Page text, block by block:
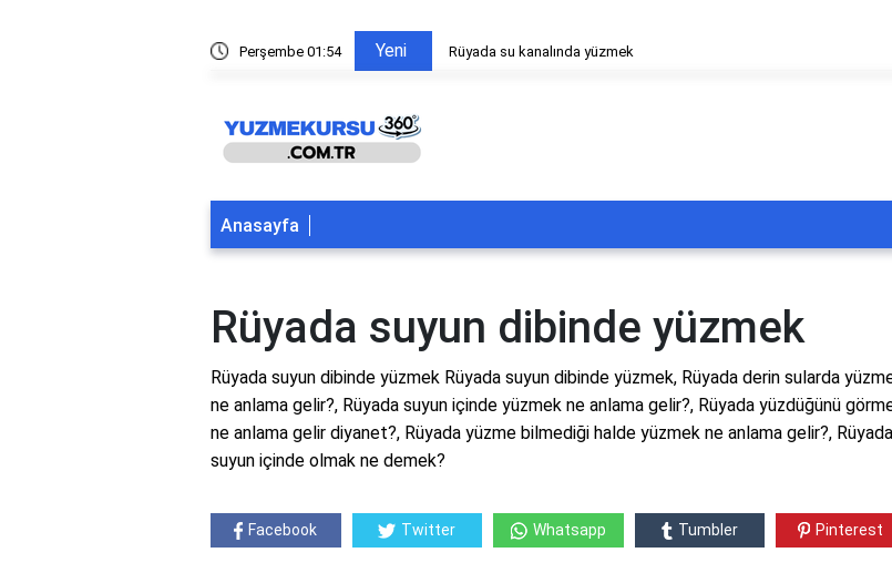
Perşembe 01:54 Yeni Rüyada su kanalında yüzmek
Anasayfa
Rüyada suyun dibinde yüzmek
Rüyada suyun dibinde yüzmek Rüyada suyun dibinde yüzmek, Rüyada derin sularda
ne anlama gelir?, Rüyada suyun içinde yüzmek ne anlama gelir?, Rüyada yüzdüğünü
ne anlama gelir diyanet?, Rüyada yüzme bilmediği halde yüzmek ne anlama gelir?, Rüyada
suyun içinde olmak ne demek?
Facebook Twitter Whatsapp Tumbler Pinterest